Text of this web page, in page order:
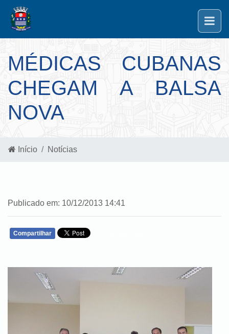
MÉDICAS CUBANAS
CHEGAM A BALSA
NOVA
Início Notícias
Publicado em: 10/12/2013 14:41
Compartilhar